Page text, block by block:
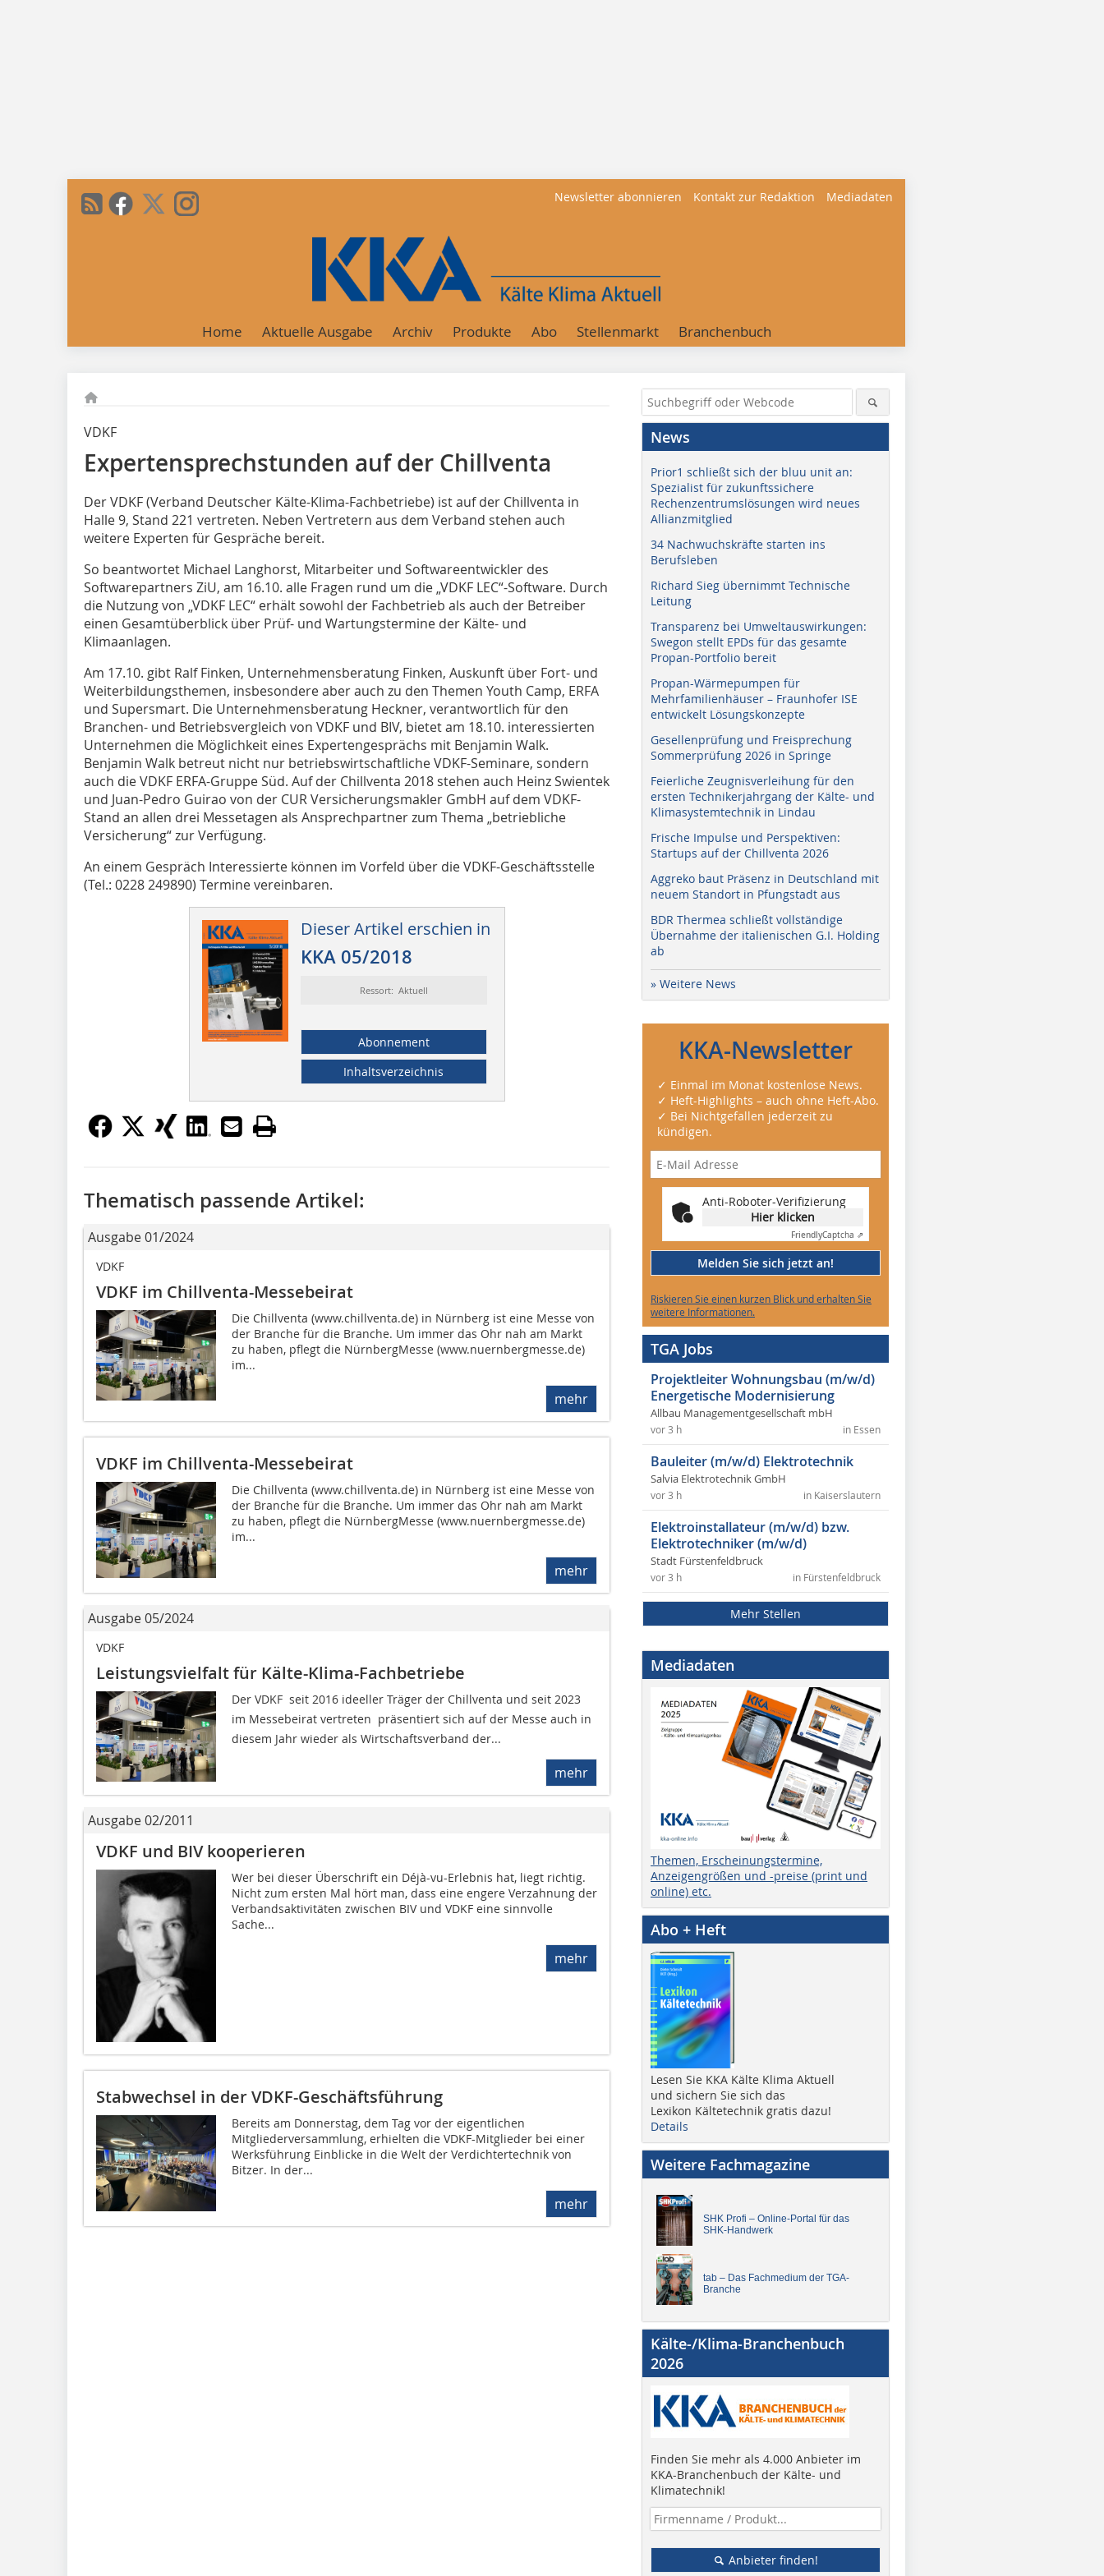
Newsletter abonnieren Kontakt zur Redaktion Mediadaten
Home Aktuelle Ausgabe Archiv Produkte Abo Stellenmarkt Branchenbuch
VDKF
Expertensprechstunden auf der Chillventa
Der VDKF (Verband Deutscher Kälte-Klima-Fachbetriebe) ist auf der Chillventa in
Halle 9, Stand 221 vertreten. Neben Vertretern aus dem Verband stehen auch
weitere Experten für Gespräche bereit.
So beantwortet Michael Langhorst, Mitarbeiter und Softwareentwickler des
Softwarepartners ZiU, am 16.10. alle Fragen rund um die „VDKF LEC“-Software. Durch
die Nutzung von „VDKF LEC“ erhält sowohl der Fachbetrieb als auch der Betreiber
einen Gesamtüberblick über Prüf- und Wartungstermine der Kälte- und
Klimaanlagen.
Am 17.10. gibt Ralf Finken, Unternehmensberatung Finken, Auskunft über Fort- und
Weiterbildungsthemen, insbesondere aber auch zu den Themen Youth Camp, ERFA
und Supersmart. Die Unternehmensberatung Heckner, verantwortlich für den
Branchen- und Betriebsvergleich von VDKF und BIV, bietet am 18.10. interessierten
Unternehmen die Möglichkeit eines Expertengesprächs mit Benjamin Walk.
Benjamin Walk betreut nicht nur betriebswirtschaftliche VDKF-Seminare, sondern
auch die VDKF ERFA-Gruppe Süd. Auf der Chillventa 2018 stehen auch Heinz Swientek
und Juan-Pedro Guirao von der CUR Versicherungsmakler GmbH auf dem VDKF-
Stand an allen drei Messetagen als Ansprechpartner zum Thema „betriebliche
Versicherung“ zur Verfügung.
An einem Gespräch Interessierte können im Vorfeld über die VDKF-Geschäftsstelle
(Tel.: 0228 249890) Termine vereinbaren.
Dieser Artikel erschien in
KKA 05/2018
Ressort: Aktuell
Abonnement
Inhaltsverzeichnis
Thematisch passende Artikel:
Ausgabe 01/2024
VDKF
VDKF im Chillventa-Messebeirat
Die Chillventa (www.chillventa.de) in Nürnberg ist eine Messe von
der Branche für die Branche. Um immer das Ohr nah am Markt
zu haben, pflegt die NürnbergMesse (www.nuernbergmesse.de)
im...
mehr
VDKF im Chillventa-Messebeirat
Die Chillventa (www.chillventa.de) in Nürnberg ist eine Messe von
der Branche für die Branche. Um immer das Ohr nah am Markt
zu haben, pflegt die NürnbergMesse (www.nuernbergmesse.de)
im...
mehr
Ausgabe 05/2024
VDKF
Leistungsvielfalt für Kälte-Klima-Fachbetriebe
Der VDKF  seit 2016 ideeller Träger der Chillventa und seit 2023
im Messebeirat vertreten  präsentiert sich auf der Messe auch in
diesem Jahr wieder als Wirtschaftsverband der...
mehr
Ausgabe 02/2011
VDKF und BIV kooperieren
Wer bei dieser Überschrift ein Déjà-vu-Erlebnis hat, liegt richtig.
Nicht zum ersten Mal hört man, dass eine engere Verzahnung der
Verbandsaktivitäten zwischen BIV und VDKF eine sinnvolle
Sache...
mehr
Stabwechsel in der VDKF-Geschäftsführung
Bereits am Donnerstag, dem Tag vor der eigentlichen
Mitgliederversammlung, erhielten die VDKF-Mitglieder bei einer
Werksführung Einblicke in die Welt der Verdichtertechnik von
Bitzer. In der...
mehr
News
Prior1 schließt sich der bluu unit an:
Spezialist für zukunftssichere
Rechenzentrumslösungen wird neues
Allianzmitglied
34 Nachwuchskräfte starten ins
Berufsleben
Richard Sieg übernimmt Technische
Leitung
Transparenz bei Umweltauswirkungen:
Swegon stellt EPDs für das gesamte
Propan-Portfolio bereit
Propan-Wärmepumpen für
Mehrfamilienhäuser – Fraunhofer ISE
entwickelt Lösungskonzepte
Gesellenprüfung und Freisprechung
Sommerprüfung 2026 in Springe
Feierliche Zeugnisverleihung für den
ersten Technikerjahrgang der Kälte- und
Klimasystemtechnik in Lindau
Frische Impulse und Perspektiven:
Startups auf der Chillventa 2026
Aggreko baut Präsenz in Deutschland mit
neuem Standort in Pfungstadt aus
BDR Thermea schließt vollständige
Übernahme der italienischen G.I. Holding
ab
» Weitere News
KKA-Newsletter
✓ Einmal im Monat kostenlose News.
✓ Heft-Highlights – auch ohne Heft-Abo.
✓ Bei Nichtgefallen jederzeit zu
kündigen.
Anti-Roboter-Verifizierung
Hier klicken
FriendlyCaptcha ⇗
Melden Sie sich jetzt an!
Riskieren Sie einen kurzen Blick und erhalten Sie
weitere Informationen.
TGA Jobs
Projektleiter Wohnungsbau (m/w/d)
Energetische Modernisierung
Allbau Managementgesellschaft mbH
in Essen
vor 3 h
Bauleiter (m/w/d) Elektrotechnik
Salvia Elektrotechnik GmbH
in Kaiserslautern
vor 3 h
Elektroinstallateur (m/w/d) bzw.
Elektrotechniker (m/w/d)
Stadt Fürstenfeldbruck
in Fürstenfeldbruck
vor 3 h
Mehr Stellen
Mediadaten
Themen, Erscheinungstermine,
Anzeigengrößen und -preise (print und
online) etc.
Abo + Heft
Lesen Sie KKA Kälte Klima Aktuell
und sichern Sie sich das
Lexikon Kältetechnik gratis dazu!
Details
Weitere Fachmagazine
SHK Profi – Online-Portal für das
SHK-Handwerk
tab – Das Fachmedium der TGA-
Branche
Kälte-/Klima-Branchenbuch
2026
Finden Sie mehr als 4.000 Anbieter im
KKA-Branchenbuch der Kälte- und
Klimatechnik!
Anbieter finden!